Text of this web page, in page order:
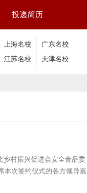
投递简历
上海名校
广东名校
江苏名校 天津名校
乡村振兴促进会安全食品委
本次签约仪式的各方领导嘉